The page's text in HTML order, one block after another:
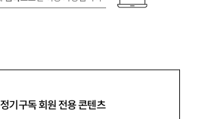
정기구독 회원 전용 콘텐츠